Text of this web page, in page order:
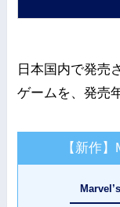
日本国内で発売
ゲームを、発売
【新作